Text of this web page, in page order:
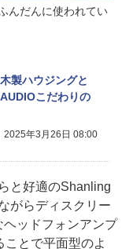
んだんに使われてい
製ハウジングと
こだわりの
2025年3月26日 08:00
と好適のShanling
がらディスクリー
ヘッドフォンアンプ
とで平面型のよ